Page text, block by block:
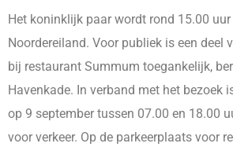
Het koninklijk paar wordt rond 15.00
Noordereiland. Voor publiek is een deel
bij restaurant Summum toegankelijk,
Havenkade. In verband met het bezoek
op 9 september tussen 07.00 en 18.00
voor verkeer. Op de parkeerplaats voor